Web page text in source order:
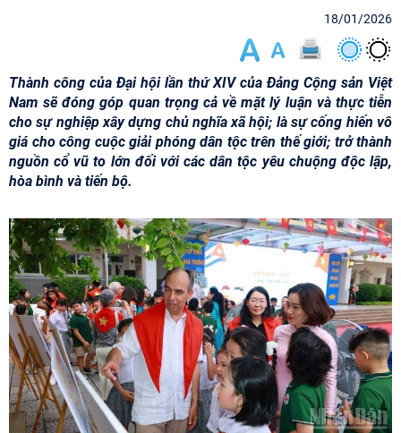
18/01/2026
Thành công của Đại hội lần thứ XIV của Đảng Cộng sản Việt
Nam sẽ đóng góp quan trọng cả về mặt lý luận và thực tiễn
cho sự nghiệp xây dựng chủ nghĩa xã hội; là sự cống hiến vô
giá cho công cuộc giải phóng dân tộc trên thế giới; trở thành
nguồn cổ vũ to lớn đối với các dân tộc yêu chuộng độc lập,
hòa bình và tiến bộ.